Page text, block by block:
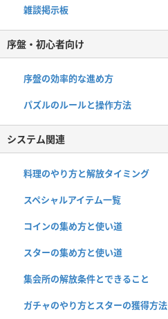
雑談掲示板
序盤・初心者向け
序盤の効率的な進め方
パズルのルールと操作方法
システム関連
料理のやり方と解放タイミング
スペシャルアイテム一覧
コインの集め方と使い道
スターの集め方と使い道
集会所の解放条件とできること
ガチャのやり方とスターの獲得方法